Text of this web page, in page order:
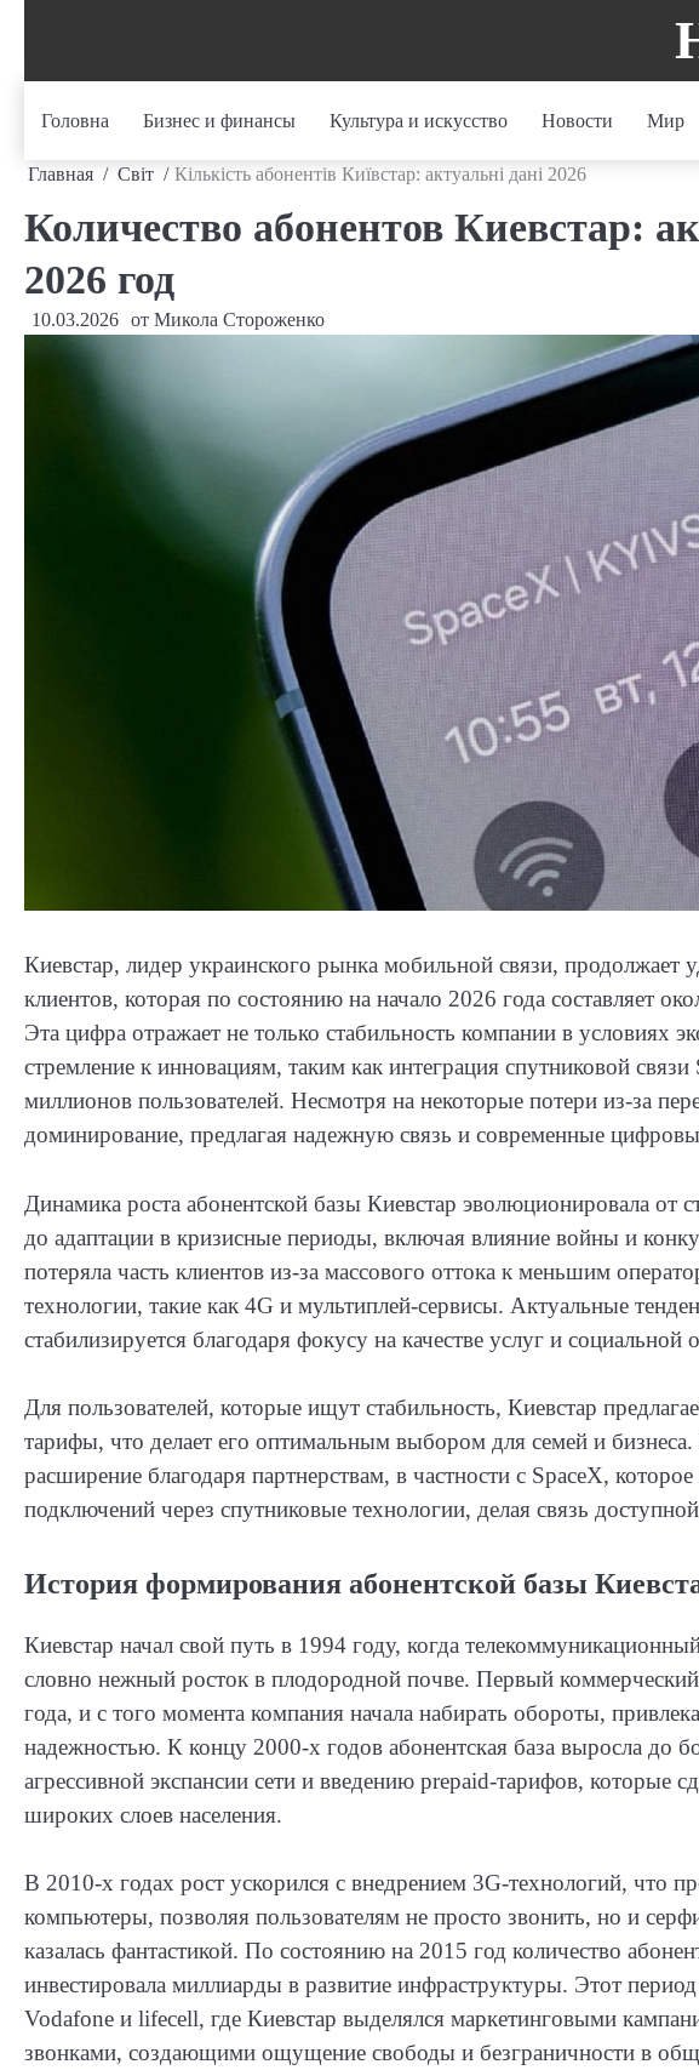
Головна Бизнес и финансы Культура и искусство Новости Мир
Главная Світ Кількість абонентів Київстар: актуальні дані 2026
Количество абонентов Киевстар:
2026 год
10.03.2026 от Микола Стороженко
Киевстар, лидер украинского рынка мобильной связи,
клиентов, которая по состоянию на начало 2026 года составляет
Эта цифра отражает не только стабильность компании в условиях
стремление к инновациям, таким как интеграция спутниковой
миллионов пользователей. Несмотря на некоторые потери из-за
доминирование, предлагая надежную связь и современные
Динамика роста абонентской базы Киевстар эволюционировала от
до адаптации в кризисные периоды, включая влияние войны и
потеряла часть клиентов из-за массового оттока к меньшим
технологии, такие как 4G и мультиплей-сервисы. Актуальные
стабилизируется благодаря фокусу на качестве услуг и социальной
Для пользователей, которые ищут стабильность, Киевстар
тарифы, что делает его оптимальным выбором для семей и
расширение благодаря партнерствам, в частности с SpaceX,
подключений через спутниковые технологии, делая связь
История формирования абонентской базы
Киевстар начал свой путь в 1994 году, когда
словно нежный росток в плодородной почве. Первый
года, и с того момента компания начала набирать обороты,
надежностью. К концу 2000-х годов абонентская база выросла до
агрессивной экспансии сети и введению prepaid-тарифов, которые
широких слоев населения.
В 2010-х годах рост ускорился с внедрением 3G-технологий, что
компьютеры, позволяя пользователям не просто звонить, но и
казалась фантастикой. По состоянию на 2015 год количество
инвестировала миллиарды в развитие инфраструктуры. Этот
Vodafone и lifecell, где Киевстар выделялся маркетинговыми
звонками, создающими ощущение свободы и безграничности в